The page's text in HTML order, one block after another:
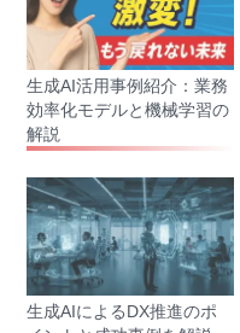
生成AI活用事例紹介：業務
効率化モデルと機械学習の
解説
生成AIによるDX推進のポ